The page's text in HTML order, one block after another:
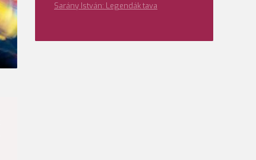
Sarány István: Legendák tava